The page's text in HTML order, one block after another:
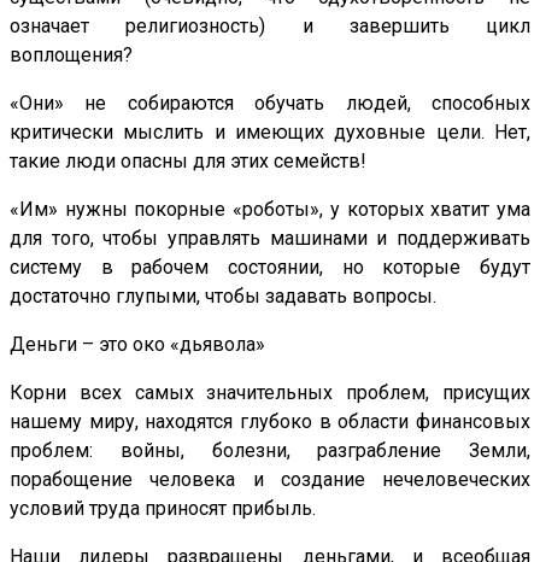
означает религиозность) и завершить цикл
воплощения?
«Они» не собираются обучать людей, способных
критически мыслить и имеющих духовные цели. Нет,
такие люди опасны для этих семейств!
«Им» нужны покорные «роботы», у которых хватит ума
для того, чтобы управлять машинами и поддерживать
систему в рабочем состоянии, но которые будут
достаточно глупыми, чтобы задавать вопросы.
Деньги – это око «дьявола»
Корни всех самых значительных проблем, присущих
нашему миру, находятся глубоко в области финансовых
проблем: войны, болезни, разграбление Земли,
порабощение человека и создание нечеловеческих
условий труда приносят прибыль.
Наши лидеры развращены деньгами, и всеобщая